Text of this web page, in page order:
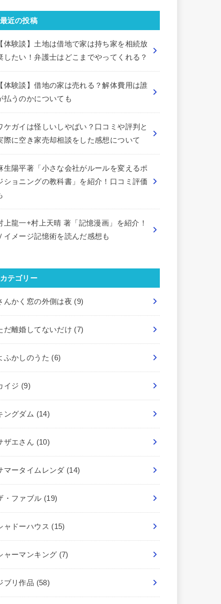
最近の投稿
体験談】土地は借地で家は持ち家を相続放
したい！弁護士はどこまでやってくれる？
体験談】借地の家は売れる？解体費用は誰
払うのかについても
ケガイは怪しいしやばい？口コミや評判と
際に空き家売却相談をした感想について
生陽平著「小さな会社がルールを変えるポ
ショニングの教科書」を紹介！口コミ評価
上龍一+村上天晴 著「記憶漫画」を紹介！
イメージ記憶術を読んだ感想も
カテゴリー
んかく窓の外側は夜 (9)
だ離婚してないだけ (7)
ふかしのうた (6)
イジ (9)
ングダム (14)
ザエさん (10)
マータイムレンダ (14)
・ファブル (19)
ャドーハウス (15)
ャーマンキング (7)
ブリ作品 (58)